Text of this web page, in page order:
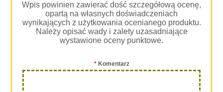
Wpis powinien zawierać dość szczegółową ocenę,
opartą na własnych doświadczeniach
wynikających z użytkowania ocenianego produktu.
Należy opisać wady i zalety uzasadniające
wystawione oceny punktowe.
*Komentarz